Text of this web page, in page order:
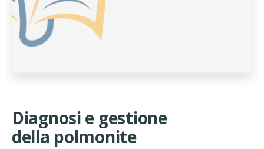
Diagnosi e gestione
della polmonite